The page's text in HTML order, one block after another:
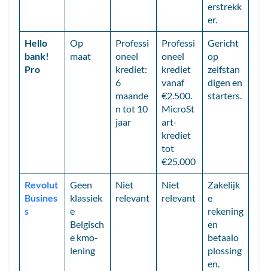
erstrekk
er.
Hello
bank!
Pro
Op
maat
Professi
oneel
krediet:
6
maande
n tot 10
jaar
Professi
oneel
krediet
vanaf
€2.500.
MicroSt
art-
krediet
tot
€25.000
Gericht
op
zelfstan
digen en
starters.
Revolut
Busines
s
Geen
klassiek
e
Belgisch
e kmo-
lening
Niet
relevant
Niet
relevant
Zakelijk
e
rekening
en
betaalo
plossing
en.